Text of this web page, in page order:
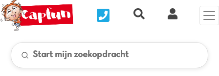
Nous contacterRecherche rapide
Mijn Clix
Start mijn zoekopdracht